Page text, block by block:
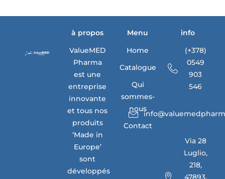
à propos
ValueMED
Pharma
est une
entreprise
innovante
et tous nos
produits
‘Made in
Europe’
sont
développés
Menu
Home
Catalogue
Qui
sommes-
nous
Contact
info
(+378)
0549
903
546
Via 28
Luglio,
218,
47893,